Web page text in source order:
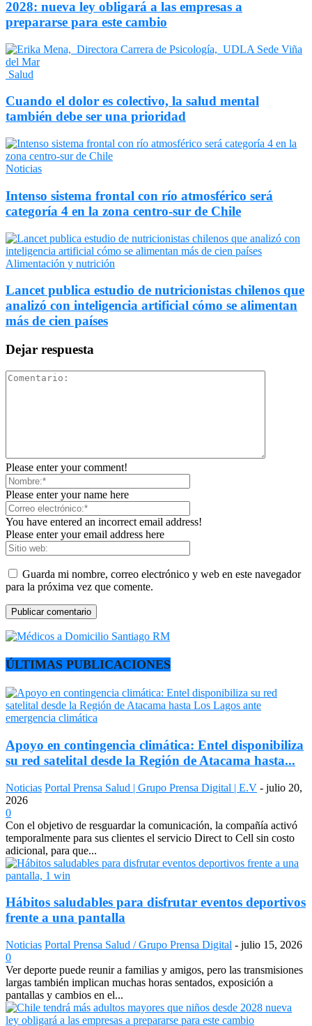
2028: nueva ley obligará a las empresas a
prepararse para este cambio
Salud
Cuando el dolor es colectivo, la salud mental
también debe ser una prioridad
Noticias
Intenso sistema frontal con río atmosférico será
categoría 4 en la zona centro-sur de Chile
Alimentación y nutrición
Lancet publica estudio de nutricionistas chilenos que
analizó con inteligencia artificial cómo se alimentan
más de cien países
Dejar respuesta
Please enter your comment!
Please enter your name here
You have entered an incorrect email address!
Please enter your email address here
Guarda mi nombre, correo electrónico y web en este navegador
para la próxima vez que comente.
ÚLTIMAS PUBLICACIONES
Apoyo en contingencia climática: Entel disponibiliza
su red satelital desde la Región de Atacama hasta...
Noticias Portal Prensa Salud | Grupo Prensa Digital | E.V - julio 20,
2026
0
Con el objetivo de resguardar la comunicación, la compañía activó
temporalmente para sus clientes el servicio Direct to Cell sin costo
adicional, para que...
Hábitos saludables para disfrutar eventos deportivos
frente a una pantalla
Noticias Portal Prensa Salud / Grupo Prensa Digital - julio 15, 2026
0
Ver deporte puede reunir a familias y amigos, pero las transmisiones
largas también implican muchas horas sentados, exposición a
pantallas y cambios en el...